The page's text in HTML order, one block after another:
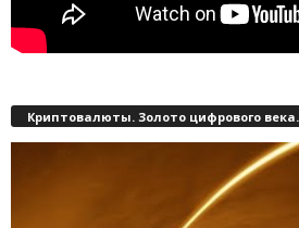
Криптовалюты. Золото цифрового века.